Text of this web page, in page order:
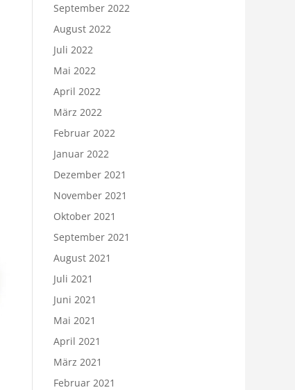
September 2022
August 2022
Juli 2022
Mai 2022
April 2022
März 2022
Februar 2022
Januar 2022
Dezember 2021
November 2021
Oktober 2021
September 2021
August 2021
Juli 2021
Juni 2021
Mai 2021
April 2021
März 2021
Februar 2021